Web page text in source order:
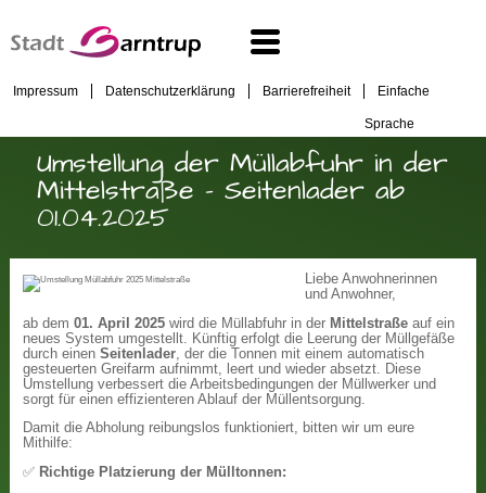
Impressum Datenschutzerklärung Barrierefreiheit Einfache
Sprache
Umstellung der Müllabfuhr in der
Mittelstraße – Seitenlader ab
01.04.2025
Liebe Anwohnerinnen
und Anwohner,
ab dem01. April 2025 wird die Müllabfuhr in der Mittelstraße auf ein
neues System umgestellt. Künftig erfolgt die Leerung der Müllgefäße
durch einenSeitenlader , der die Tonnen mit einem automatisch
gesteuerten Greifarm aufnimmt, leert und wieder absetzt. Diese
Umstellung verbessert die Arbeitsbedingungen der Müllwerker und
sorgt für einen effizienteren Ablauf der Müllentsorgung.
Damit die Abholung reibungslos funktioniert, bitten wir um eure
Mithilfe:
✅ Richtige Platzierung der Mülltonnen: